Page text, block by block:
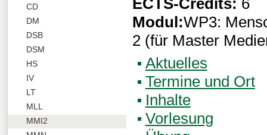
CD
DM
DSB
DSM
HS
IV
LT
MLL
MMI2
Modul:WP3:
2 (für Master
Aktuelles
Termine und Ort
Inhalte
Vorlesung